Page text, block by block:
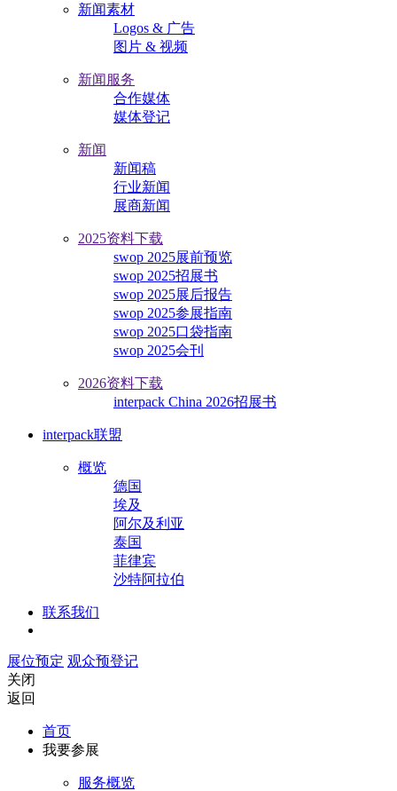
新闻素材
Logos & 广告
图片 & 视频
新闻服务
合作媒体
媒体登记
新闻
新闻稿
行业新闻
展商新闻
2025资料下载
swop 2025展前预览
swop 2025招展书
swop 2025展后报告
swop 2025参展指南
swop 2025口袋指南
swop 2025会刊
2026资料下载
interpack China 2026招展书
interpack联盟
概览
德国
埃及
阿尔及利亚
泰国
菲律宾
沙特阿拉伯
联系我们
展位预定 观众预登记
关闭
返回
首页
我要参展
服务概览